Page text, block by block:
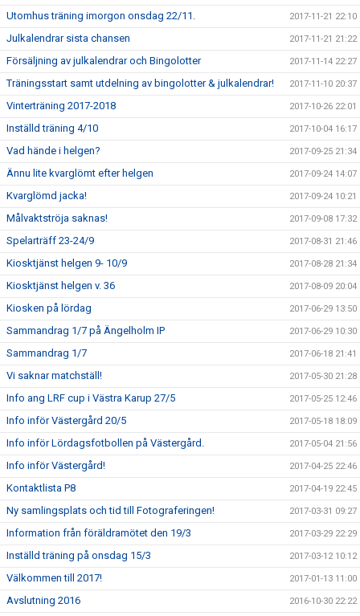
Utomhus träning imorgon onsdag 22/11. 2017-11-21 22:10
Julkalendrar sista chansen 2017-11-21 21:22
Försäljning av julkalendrar och Bingolotter 2017-11-14 22:27
Träningsstart samt utdelning av bingolotter & julkalendrar! 2017-11-10 20:37
Vinterträning 2017-2018 2017-10-26 22:01
Inställd träning 4/10 2017-10-04 16:17
Vad hände i helgen? 2017-09-25 21:34
Ännu lite kvarglömt efter helgen 2017-09-24 14:07
Kvarglömd jacka! 2017-09-24 10:21
Målvaktströja saknas! 2017-09-08 17:32
Spelarträff 23-24/9 2017-08-31 21:46
Kiosktjänst helgen 9- 10/9 2017-08-28 21:34
Kiosktjänst helgen v. 36 2017-08-09 20:04
Kiosken på lördag 2017-06-29 13:50
Sammandrag 1/7 på Ängelholm IP 2017-06-29 10:30
Sammandrag 1/7 2017-06-18 21:41
Vi saknar matchställ! 2017-05-30 21:28
Info ang LRF cup i Västra Karup 27/5 2017-05-25 12:46
Info inför Västergård 20/5 2017-05-18 18:09
Info inför Lördagsfotbollen på Västergård. 2017-05-04 21:56
Info inför Västergård! 2017-04-25 22:46
Kontaktlista P8 2017-04-19 22:45
Ny samlingsplats och tid till Fotograferingen! 2017-03-31 09:27
Information från föräldramötet den 19/3 2017-03-29 22:29
Inställd träning på onsdag 15/3 2017-03-12 10:12
Välkommen till 2017! 2017-01-13 11:00
Avslutning 2016 2016-10-30 22:22